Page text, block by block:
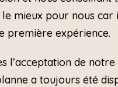
mieux pour nous car
première expérience.
l’acceptation de notre
a toujours été